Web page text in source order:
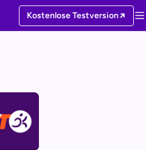
Kostenlose Testversion